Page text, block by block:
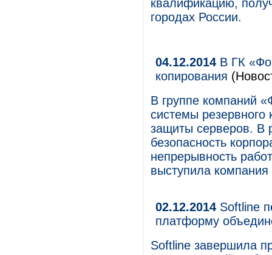
квалификацию,
городах России.
04.12.2014 В ГК
копирования
В группе компаний
системы резервного
защиты серверов. В
безопасность
непрерывность
выступила компания
02.12.2014 Softline
платформу
Softline завершила